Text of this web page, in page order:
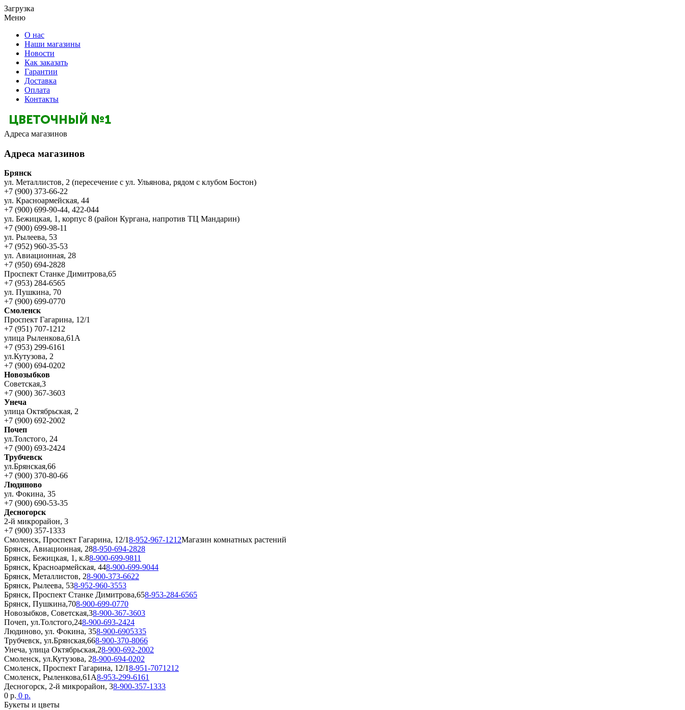
Загрузка
Меню
О нас
Наши магазины
Новости
Как заказать
Гарантии
Доставка
Оплата
Контакты
Адреса магазинов
Адреса магазинов
Брянск
ул. Металлистов, 2 (пересечение с ул. Ульянова, рядом с клубом Бостон)
+7 (900) 373-66-22
ул. Красноармейская, 44
+7 (900) 699-90-44, 422-044
ул. Бежицкая, 1, корпус 8 (район Кургана, напротив ТЦ Мандарин)
+7 (900) 699-98-11
ул. Рылеева, 53
+7 (952) 960-35-53
ул. Авиационная, 28
+7 (950) 694-2828
Проспект Станке Димитрова,65
+7 (953) 284-6565
ул. Пушкина, 70
+7 (900) 699-0770
Смоленск
Проспект Гагарина, 12/1
+7 (951) 707-1212
улица Рыленкова,61А
+7 (953) 299-6161
ул.Кутузова, 2
+7 (900) 694-0202
Новозыбков
Советская,3
+7 (900) 367-3603
Унеча
улица Октябрьская, 2
+7 (900) 692-2002
Почеп
ул.Толстого, 24
+7 (900) 693-2424
Трубчевск
ул.Брянская,66
+7 (900) 370-80-66
Людиново
ул. Фокина, 35
+7 (900) 690-53-35
Десногорск
2-й микрорайон, 3
+7 (900) 357-1333
Смоленск, Проспект Гагарина, 12/18-952-967-1212Магазин комнатных растений
Брянск, Авиационная, 288-950-694-2828
Брянск, Бежицкая, 1, к.88-900-699-9811
Брянск, Красноармейская, 448-900-699-9044
Брянск, Металлистов, 28-900-373-6622
Брянск, Рылеева, 538-952-960-3553
Брянск, Проспект Станке Димитрова,658-953-284-6565
Брянск, Пушкина,708-900-699-0770
Новозыбков, Советская,38-900-367-3603
Почеп, ул.Толстого,248-900-693-2424
Людиново, ул. Фокина, 358-900-6905335
Трубчевск, ул.Брянская,668-900-370-8066
Унеча, улица Октябрьская,28-900-692-2002
Смоленск, ул.Кутузова, 28-900-694-0202
Смоленск, Проспект Гагарина, 12/18-951-7071212
Смоленск, Рыленкова,61А8-953-299-6161
Десногорск, 2-й микрорайон, 38-900-357-1333
0 р. 0 р.
Букеты и цветы